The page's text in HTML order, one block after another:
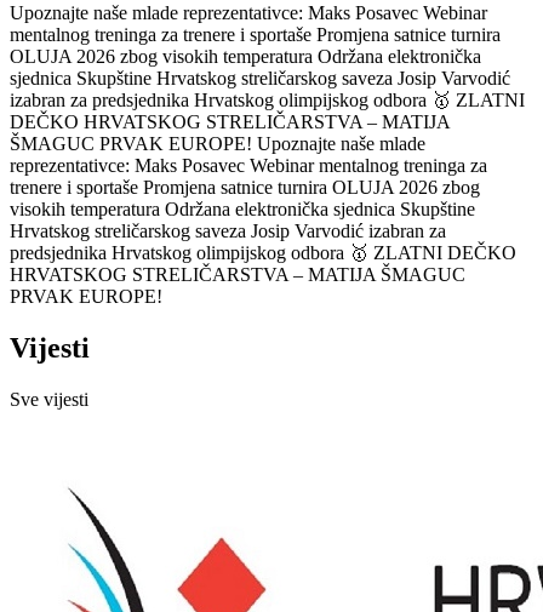
Upoznajte naše mlade reprezentativce: Maks Posavec Webinar
mentalnog treninga za trenere i sportaše Promjena satnice turnira
OLUJA 2026 zbog visokih temperatura Održana elektronička
sjednica Skupštine Hrvatskog streličarskog saveza Josip Varvodić
izabran za predsjednika Hrvatskog olimpijskog odbora 🥇 ZLATNI
DEČKO HRVATSKOG STRELIČARSTVA – MATIJA
ŠMAGUC PRVAK EUROPE! Upoznajte naše mlade
reprezentativce: Maks Posavec Webinar mentalnog treninga za
trenere i sportaše Promjena satnice turnira OLUJA 2026 zbog
visokih temperatura Održana elektronička sjednica Skupštine
Hrvatskog streličarskog saveza Josip Varvodić izabran za
predsjednika Hrvatskog olimpijskog odbora 🥇 ZLATNI DEČKO
HRVATSKOG STRELIČARSTVA – MATIJA ŠMAGUC
PRVAK EUROPE!
Vijesti
Sve vijesti